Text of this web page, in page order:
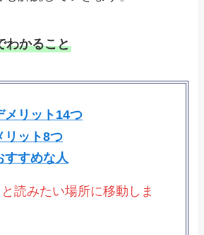
わかること
リット14つ
ット8つ
すめな人
読みたい場所に移動しま